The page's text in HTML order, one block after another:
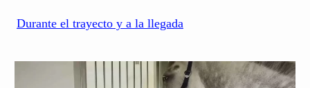
Durante el trayecto y a la llegada